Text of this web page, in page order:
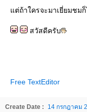
ต่ถ้าใครจะมาเยี่ยมชม
สวัสดีครับ
Free TextEditor
Create Date :
14 กรกฎาคม